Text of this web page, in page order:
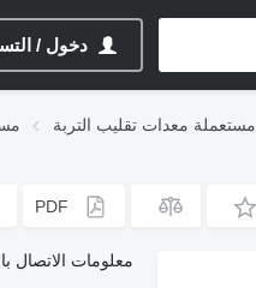
دخول /
مستعملة معدات تقليب التربة
PDF
معلومات الاتصال